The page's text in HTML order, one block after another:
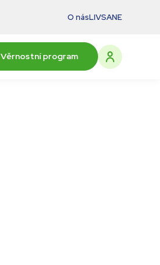
O násLIVSANE
Věrnostní program